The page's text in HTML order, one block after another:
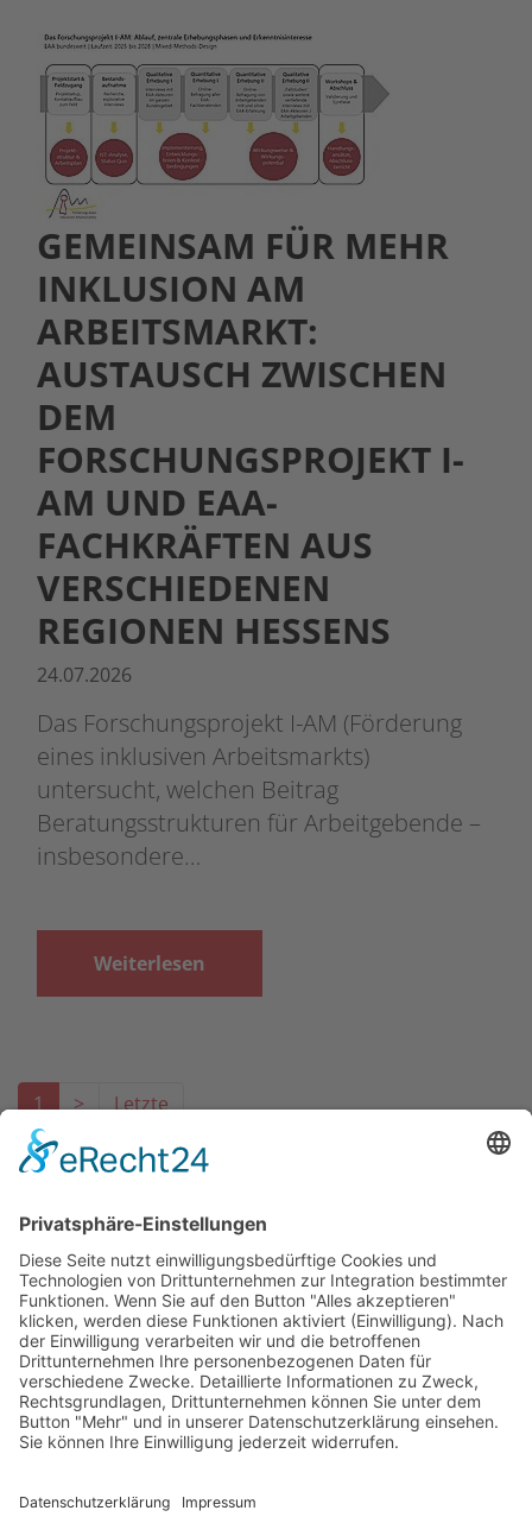
GEMEINSAM FÜR MEHR
INKLUSION AM
ARBEITSMARKT:
AUSTAUSCH ZWISCHEN
DEM
FORSCHUNGSPROJEKT I-
AM UND EAA-
FACHKRÄFTEN AUS
VERSCHIEDENEN
REGIONEN HESSENS
24.07.2026
Das Forschungsprojekt I-AM (Förderung
eines inklusiven Arbeitsmarkts)
untersucht, welchen Beitrag
Beratungsstrukturen für Arbeitgebende –
insbesondere…
Weiterlesen
1 > Letzte
Das Projekt zur Implementierung der Einheitlichen
Ansprechstellen für Arbeitgeber gemäß § 185a SGB IX in
Hessen wird gefördert aus Mitteln des LWV Hessen
Integrationsamtes. Das Projekt wird unter Einbindung
des Hessischen Ministeriums für Arbeit, Integration,
Jugend und Soziales von der Forschungsstelle des
Bildungswerks der Hessischen Wirtschaft e. V.
durchgeführt.